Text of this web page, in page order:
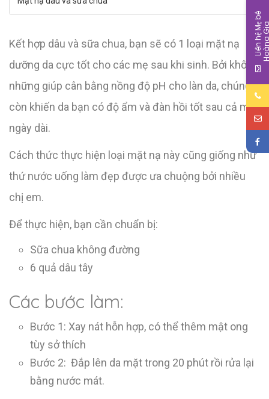
Kết hợp dâu và sữa chua, bạn sẽ có 1 loại mặt nạ
dưỡng da cực tốt cho các mẹ sau khi sinh. Bởi không
những giúp cân bằng nồng độ pH cho làn da, chúng
còn khiến da bạn có độ ẩm và đàn hồi tốt sau cả một
ngày dài.
Cách thức thực hiện loại mặt nạ này cũng giống như
thứ nước uống làm đẹp được ưa chuộng bởi nhiều
chị em.
Để thực hiện, bạn cần chuẩn bị:
Sữa chua không đường
6 quả dâu tây
Các bước làm:
Bước 1: Xay nát hỗn hợp, có thể thêm mật ong
tùy sở thích
Bước 2: Đắp lên da mặt trong 20 phút rồi rửa lại
bằng nước mát.
L
i
ê
n
h
ệ
M
b
é
H
o
à
n
g
G
i